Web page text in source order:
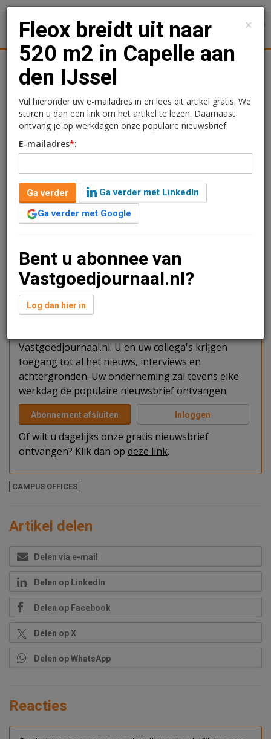
Transacties
Fleox breidt uit naar 520
m2 in Capelle aan den
IJssel
Redactie
30 juli 2024 om 15:58
2 jaar geleden aangepast
1 minuut leestijd
Fleox, een arbeidsbemiddelingsbureau gespecialiseerd
Delta in Capelle aan den IJssel.
Verder lezen?
U kunt het artikel niet volledig lezen omdat u nog
Vastgoedjournaal.nl. U en uw collega's krijgen
toegang tot al het nieuws, interviews en
achtergronden. Uw onderneming zal tevens elke
werkdag de populaire nieuwsbrief ontvangen.
Abonnement afsluiten Inloggen
Of wilt u dagelijks onze gratis nieuwsbrief
ontvangen? Klik dan op deze link.
CAMPUS OFFICES
Artikel delen
Delen via e-mail
Delen op LinkedIn
Delen op Facebook
Delen op X
Delen op WhatsApp
Reacties
×
Fleox breidt uit naar
520 m2 in Capelle aan
den IJssel
Vul hieronder uw e-mailadres in en lees dit artikel gratis. We
sturen u dan een link om het artikel te lezen. Daarnaast
ontvang je op werkdagen onze populaire nieuwsbrief.
E-mailadres*:
Ga verder
Ga verder met LinkedIn
Ga verder met Google
Bent u abonnee van
Vastgoedjournaal.nl?
Log dan hier in